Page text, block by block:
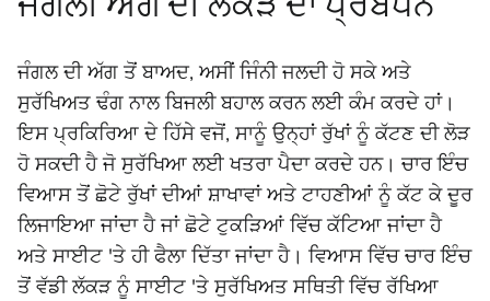
ਜੰਗਲ ਦੀ ਅੱਗ ਤੋਂ ਬਾਅਦ, ਅਸੀਂ ਜਿੰਨੀ ਜਲਦੀ ਹੋ ਸਕੇ ਅਤੇ
ਸੁਰੱਖਿਅਤ ਢੰਗ ਨਾਲ ਬਿਜਲੀ ਬਹਾਲ ਕਰਨ ਲਈ ਕੰਮ ਕਰਦੇ ਹਾਂ।
ਇਸ ਪ੍ਰਕਿਰਿਆ ਦੇ ਹਿੱਸੇ ਵਜੋਂ, ਸਾਨੂੰ ਉਨ੍ਹਾਂ ਰੁੱਖਾਂ ਨੂੰ ਕੱਟਣ ਦੀ ਲੋੜ
ਹੋ ਸਕਦੀ ਹੈ ਜੋ ਸੁਰੱਖਿਆ ਲਈ ਖਤਰਾ ਪੈਦਾ ਕਰਦੇ ਹਨ। ਚਾਰ ਇੰਚ
ਵਿਆਸ ਤੋਂ ਛੋਟੇ ਰੁੱਖਾਂ ਦੀਆਂ ਸ਼ਾਖਾਵਾਂ ਅਤੇ ਟਾਹਣੀਆਂ ਨੂੰ ਕੱਟ ਕੇ ਦੂਰ
ਲਿਜਾਇਆ ਜਾਂਦਾ ਹੈ ਜਾਂ ਛੋਟੇ ਟੁਕੜਿਆਂ ਵਿੱਚ ਕੱਟਿਆ ਜਾਂਦਾ ਹੈ
ਅਤੇ ਸਾਈਟ 'ਤੇ ਹੀ ਫੈਲਾ ਦਿੱਤਾ ਜਾਂਦਾ ਹੈ। ਵਿਆਸ ਵਿੱਚ ਚਾਰ ਇੰਚ
ਤੋਂ ਵੱਡੀ ਲੱਕੜ ਨੂੰ ਸਾਈਟ 'ਤੇ ਸੁਰੱਖਿਅਤ ਸਥਿਤੀ ਵਿੱਚ ਰੱਖਿਆ